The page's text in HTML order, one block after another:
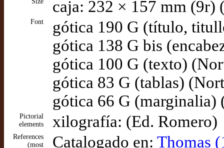
caja: 232 × 157 mm (9r)
Font
gótica 190 G (título,
gótica 138 G bis
gótica 100 G (texto)
gótica 83 G (tablas)
gótica 66 G (marginalia)
Pictorial
elements
xilografía: (Ed. Romero)
References
(most
Catalogado en: Thomas